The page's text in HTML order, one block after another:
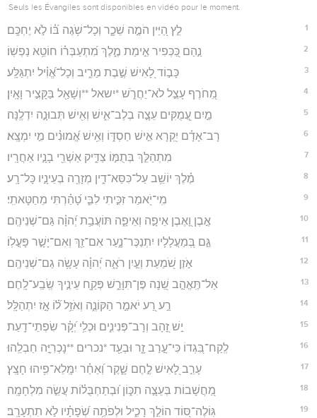
Seuls les Évangiles sont disponibles en vidéo pour le moment.
1 לֵ֣ץ הַ֭יַּין הֹמֶ֣ה שֵׁכָ֑ר וְכָל־שֹׁ֥גֶה בּ֝֗וֹ לֹ֣א יֶחְכָּֽם׃
2 נַ֣הַם כַּ֭כְּפִיר אֵ֣ימַת מֶ֑לֶךְ מִ֝תְעַבְּר֗וֹ חוֹטֵ֥א נַפְשֽׁוֹ׃
3 כָּב֣וֹד לָ֭אִישׁ שֶׁ֣בֶת מֵרִ֑יב וְכָל־אֱ֝וִ֗יל יִתְגַּלָּֽע׃
4 מֵ֭חֹרֶף עָצֵ֣ל לֹא־יַחֲרֹ֑שׁ *ישאל **וְשָׁאַ֖ל בַּקָּצִ֣יר וָאָֽיִן׃
5 מַ֣יִם עֲ֭מֻקִּים עֵצָ֣ה בְלֶב־אִ֑ישׁ וְאִ֖ישׁ תְּבוּנָ֣ה יִדְלֶֽנָּה׃
6 רָב־אָדָ֗ם יִ֭קְרָא אִ֣ישׁ חַסְדּ֑וֹ וְאִ֥ישׁ אֱ֝מוּנִ֗ים מִ֣י יִמְצָֽא׃
7 מִתְהַלֵּ֣ךְ בְּתֻמּ֣וֹ צַדִּ֑יק אַשְׁרֵ֖י בָנָ֣יו אַחֲרָֽיו׃
8 מֶ֗לֶךְ יוֹשֵׁ֥ב עַל־כִּסֵּא־דִ֑ין מְזָרֶ֖ה בְעֵינָ֣יו כָּל־רָֽע׃
9 מִֽי־יֹ֭אמַר זִכִּ֣יתִי לִבִּ֑י טָ֝הַ֗רְתִּי מֵחַטָּאתִֽי׃
10 אֶ֣בֶן וָ֭אֶבֶן אֵיפָ֣ה וְאֵיפָ֑ה תּוֹעֲבַ֥ת יְ֝הוָ֗ה גַּם־שְׁנֵיהֶֽם׃
11 גַּ֣ם בְּ֭מַעֲלָלָיו יִתְנַכֶּר־נָ֑עַר אִם־זַ֖ךְ וְאִם־יָשָׁ֣ר פָּעֳלֽוֹ׃
12 אֹ֣זֶן שֹׁ֭מַעַת וְעַ֣יִן רֹאָ֑ה יְ֝הוָ֗ה עָשָׂ֥ה גַם־שְׁנֵיהֶֽם׃
13 אַל־תֶּֽאֱהַ֣ב שֵׁ֭נָה פֶּן־תִּוָּרֵ֑שׁ פְּקַ֖ח עֵינֶ֣יךָ שְֽׂבַֽע־לָֽחֶם׃
14 רַ֣ע רַ֭ע יֹאמַ֣ר הַקּוֹנֶ֑ה וְאֹזֵ֥ל ל֝֗וֹ אָ֣ז יִתְהַלָּֽל׃
15 יֵ֣שׁ זָ֭הָב וְרָב־פְּנִינִ֑ים וּכְלִ֥י יְ֝קָ֗ר שִׂפְתֵי־דָֽעַת׃
16 לְֽקַח־בִּ֭גְדוֹ כִּי־עָ֣רַב זָ֑ר וּבְעַ֖ד *נכרים **נָכְרִיָּ֣ה חַבְלֵֽהוּ׃
17 עָרֵ֣ב לָ֭אִישׁ לֶ֣חֶם שָׁ֑קֶר וְ֝אַחַ֗ר יִמָּֽלֵא־פִ֥יהוּ חָצָֽץ׃
18 מַ֭חֲשָׁבוֹת בְּעֵצָ֣ה תִכּ֑וֹן וּ֝בְתַחְבֻּל֗וֹת עֲשֵׂ֣ה מִלְחָמָֽה׃
19 גּֽוֹלֶה־סּ֭וֹד הוֹלֵ֣ךְ רָכִ֑יל וּלְפֹתֶ֥ה שְׂ֝פָתָ֗יו לֹ֣א תִתְעָרָֽב׃